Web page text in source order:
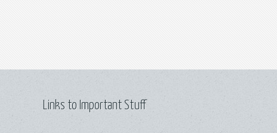
Links to Important Stuff